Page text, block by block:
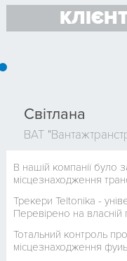
Світлана
ВАТ
В нашій компанії було
місцезнаходження
Трекери Teltonika -
Перевірено на власній
Тотальний контроль
місцезнаходження